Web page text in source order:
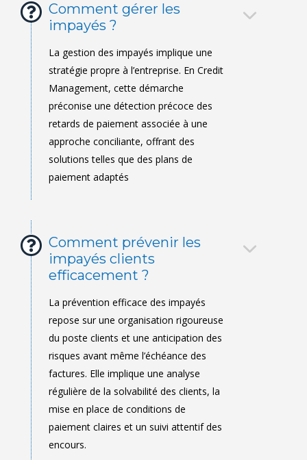
Comment gérer les
impayés ?
Comment prévenir les
impayés clients
efficacement ?